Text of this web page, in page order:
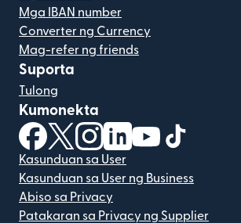
Mga IBAN number
Converter ng Currency
Mag-refer ng friends
Suporta
Tulong
Kumonekta
(bubukas sa bagong window)
(bubukas sa bagong window)
(bubukas sa bagong
(bubukas sa
(bubukas sa
Kasunduan sa User
Kasunduan sa User ng Business
Abiso sa Privacy
Patakaran sa Privacy ng Supplier